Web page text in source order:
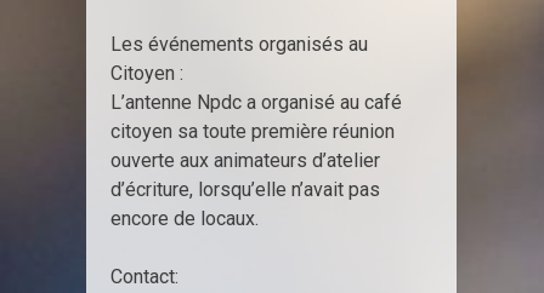
Les événements organisés au
Citoyen :
L’antenne Npdc a organisé au café
citoyen sa toute première réunion
ouverte aux animateurs d’atelier
d’écriture, lorsqu’elle n’avait pas
encore de locaux.
Contact: